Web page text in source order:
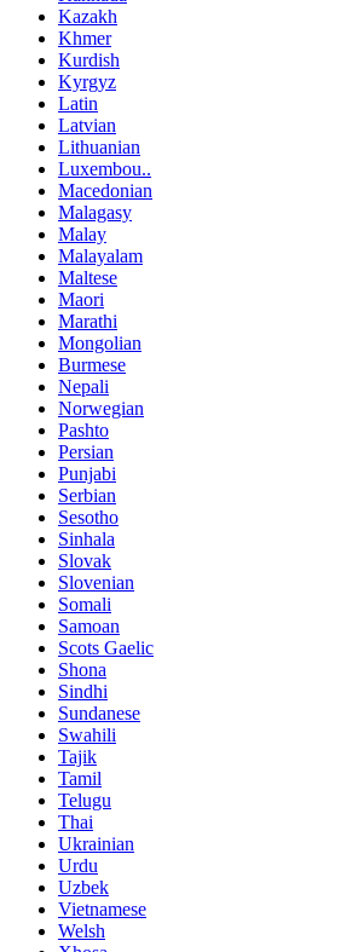
Kazakh
Khmer
Kurdish
Kyrgyz
Latin
Latvian
Lithuanian
Luxembou..
Macedonian
Malagasy
Malay
Malayalam
Maltese
Maori
Marathi
Mongolian
Burmese
Nepali
Norwegian
Pashto
Persian
Punjabi
Serbian
Sesotho
Sinhala
Slovak
Slovenian
Somali
Samoan
Scots Gaelic
Shona
Sindhi
Sundanese
Swahili
Tajik
Tamil
Telugu
Thai
Ukrainian
Urdu
Uzbek
Vietnamese
Welsh